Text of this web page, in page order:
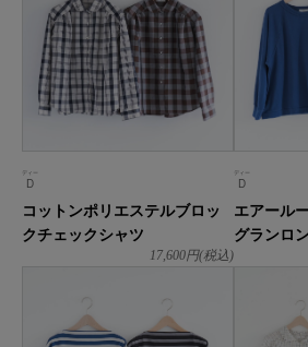
D
ディー
コットンポリエステルブロッ
クチェックシャツ
17,600円(税込)
D
ディー
エアール
グランロ